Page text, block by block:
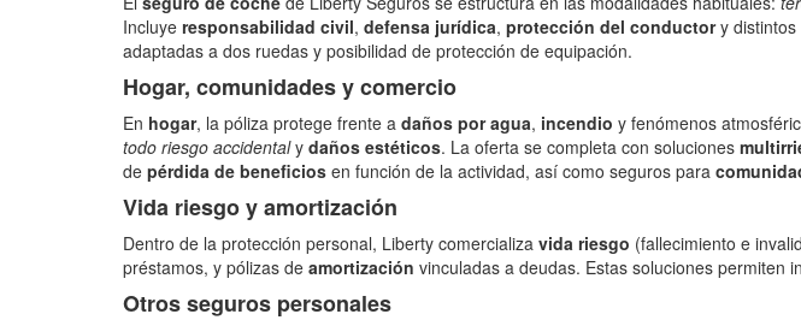
Incluye responsabilidad civil, defensa jurídica, protección del conductory distintos
adaptadas a dos ruedas y posibilidad de protección de equipación.
Hogar, comunidades y comercio
En hogar, la póliza protege frente a daños por agua, incendio y fenómenos
todo riesgo accidentaly daños estéticos. La oferta se completa con soluciones
de pérdida de beneficios en función de la actividad, así como seguros para
Vida riesgo y amortización
Dentro de la protección personal, Liberty comercializa vida riesgo (fallecimiento e
préstamos, y pólizas de amortización vinculadas a deudas. Estas soluciones permiten
Otros seguros personales